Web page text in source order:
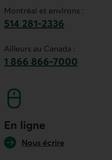
Montréal et environs :
514 281-2336
Ailleurs au Canada :
1 866 866-7000
En ligne
Nous écrire